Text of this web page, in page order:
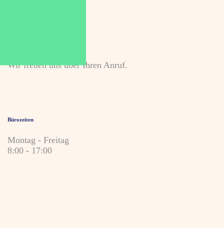
Wir freuen uns über Ihren Anruf.
Bürozeiten
Montag - Freitag
8:00 - 17:00